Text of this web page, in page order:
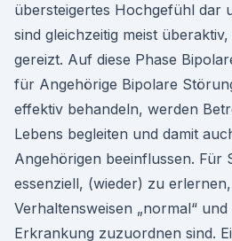
übersteigertes Hochgefühl dar
sind gleichzeitig meist
gereizt. Auf diese Phase
für Angehörige Bipolare
effektiv behandeln, werden
Lebens begleiten und damit
Angehörigen beeinflussen. Für
essenziell, (wieder) zu
Verhaltensweisen „normal“
Erkrankung zuzuordnen sind.